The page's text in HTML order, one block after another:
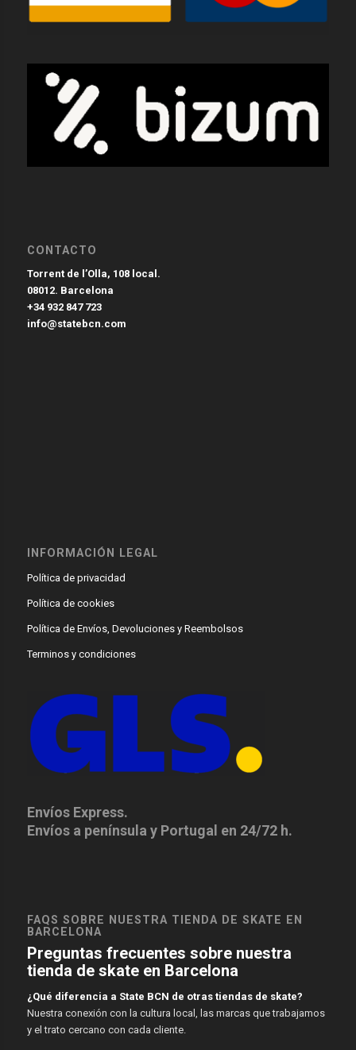
CONTACTO
Torrent de l’Olla, 108 local.
08012. Barcelona
+34 932 847 723
info@statebcn.com
INFORMACIÓN LEGAL
Política de privacidad
Política de cookies
Política de Envíos, Devoluciones y Reembolsos
Terminos y condiciones
Envíos Express.
Envíos a península y Portugal en 24/72 h.
FAQS SOBRE NUESTRA TIENDA DE SKATE EN
BARCELONA
Preguntas frecuentes sobre nuestra
tienda de skate en Barcelona
¿Qué diferencia a State BCN de otras tiendas de skate?
Nuestra conexión con la cultura local, las marcas que trabajamos
y el trato cercano con cada cliente.